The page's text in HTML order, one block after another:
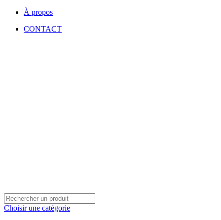
À propos
CONTACT
Choisir une catégorie